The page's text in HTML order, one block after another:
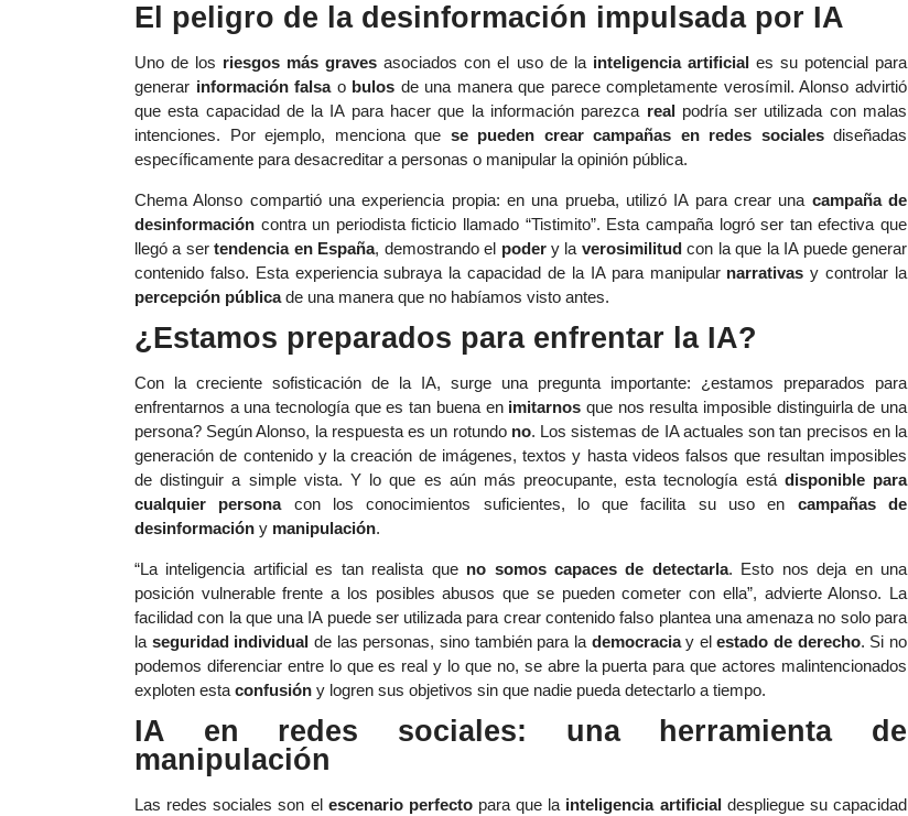
El peligro de la desinformación impulsada por IA
Uno de los riesgos más graves asociados con el uso de la inteligencia artificiales su potencial para
generar información falsao bulos de una manera que parece completamente verosímil. Alonso advirtió
que esta capacidad de la IA para hacer que la información parezca realpodría ser utilizada con malas
intenciones. Por ejemplo, menciona que se pueden crear campañas en redes socialesdiseñadas
específicamente para desacreditar a personas o manipular la opinión pública.
Chema Alonso compartió una experiencia propia: en una prueba, utilizó IA para crear una campaña de
desinformación contra un periodista ficticio llamado “Tistimito”. Esta campaña logró ser tan efectiva que
llegó a sertendencia en España, demostrando el podery la verosimilitudcon la que la IA puede generar
contenido falso. Esta experiencia subraya la capacidad de la IA para manipular narrativas y controlar la
percepción públicade una manera que no habíamos visto antes.
¿Estamos preparados para enfrentar la IA?
Con la creciente sofisticación de la IA, surge una pregunta importante: ¿estamos preparados para
enfrentarnos a una tecnología que es tan buena en imitarnos que nos resulta imposible distinguirla de una
persona? Según Alonso, la respuesta es un rotundo no. Los sistemas de IA actuales son tan precisos en la
generación de contenido y la creación de imágenes, textos y hasta videos falsos que resultan imposibles
de distinguir a simple vista. Y lo que es aún más preocupante, esta tecnología está disponible para
cualquier personacon los conocimientos suficientes, lo que facilita su uso en campañas de
desinformación y manipulación.
“La inteligencia artificial es tan realista que no somos capaces de detectarla. Esto nos deja en una
posición vulnerable frente a los posibles abusos que se pueden cometer con ella”, advierte Alonso. La
facilidad con la que una IA puede ser utilizada para crear contenido falso plantea una amenaza no solo para
la seguridad individual de las personas, sino también para la democraciay elestado de derecho. Si no
podemos diferenciar entre lo que es real y lo que no, se abre la puerta para que actores malintencionados
exploten esta confusión y logren sus objetivos sin que nadie pueda detectarlo a tiempo.
IA en redes sociales: una herramienta de
manipulación
Las redes sociales son el escenario perfectopara que la inteligencia artificialdespliegue su capacidad